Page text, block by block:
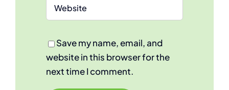
Save my name, email, and
website in this browser for the
next time I comment.